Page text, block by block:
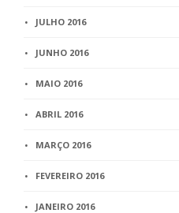
JULHO 2016
JUNHO 2016
MAIO 2016
ABRIL 2016
MARÇO 2016
FEVEREIRO 2016
JANEIRO 2016